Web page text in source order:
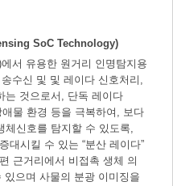
SoC Technology)
서 유용한 원거리 인명탐지용
수신 및 및 레이다 신호처리,
는 것으로서, 단독 레이다
물 환경 등을 극복하여, 보다
체신호를 탐지할 수 있도록,
대시킬 수 있는 “분산 레이다”
근거리에서 비접촉 생체 의
으며 사물의 분광 이미징을